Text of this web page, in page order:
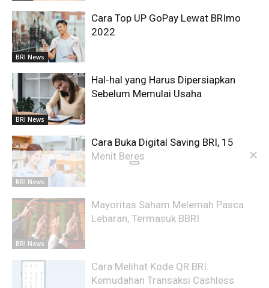
BRI News
Cara Top UP GoPay Lewat BRImo
2022
BRI News
Hal-hal yang Harus Dipersiapkan
Sebelum Memulai Usaha
BRI News
Cara Buka Digital Saving BRI, 15
Menit Beres
BRI News
Mayoritas Saham Melemah Pasca
Lebaran, Termasuk BBRI
Cara Melihat Kode QR BRI:
Kemudahan Transaksi Cashless